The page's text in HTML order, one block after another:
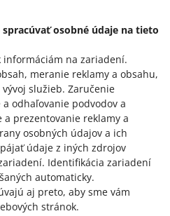
osobné údaje na tieto
informáciám na zariadení.
meranie reklamy a obsahu,
služieb. Zaručenie
odhaľovanie podvodov a
a prezentovanie reklamy a
osobných údajov a ich
údaje z iných zdrojov
. Identifikácia zariadení
automaticky.
aj preto, aby sme vám
stránok.
Komunity